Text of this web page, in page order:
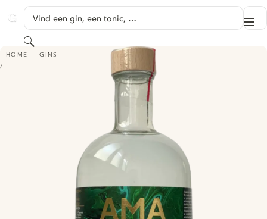
GINVENTORY
Vind een gin, een tonic, …
Zoeken
HOME GINS
AMAZONIA (ALCOHOL FREE)